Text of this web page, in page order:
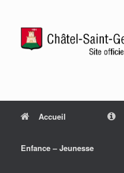
Accueil
Enfance – Jeunesse